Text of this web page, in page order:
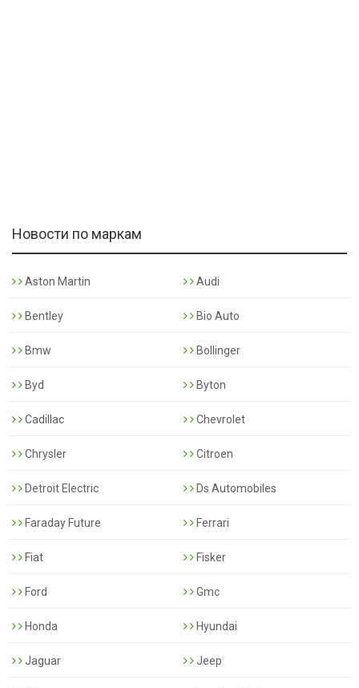
Новости по маркам
Aston Martin Audi
Bentley Bio Auto
Bmw Bollinger
Byd Byton
Cadillac Chevrolet
Chrysler Citroen
Detroit Electric Ds Automobiles
Faraday Future Ferrari
Fiat Fisker
Ford Gmc
Honda Hyundai
Jaguar Jeep